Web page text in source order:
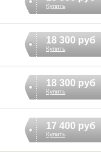
Купить
18 300 руб
Купить
18 300 руб
Купить
17 400 руб
Купить